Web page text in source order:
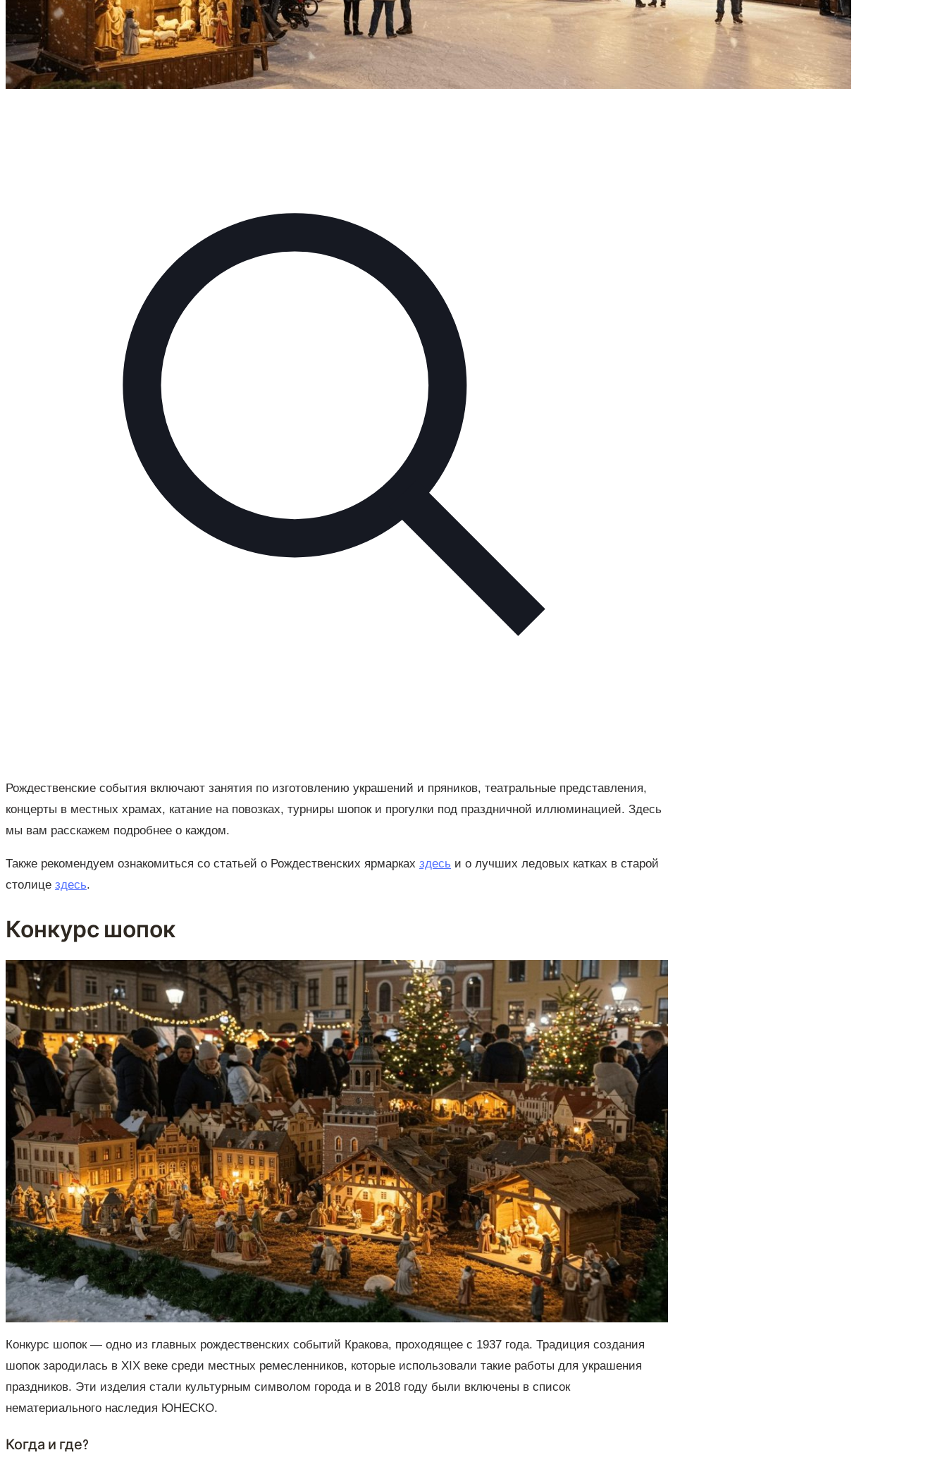
Рождественские события включают занятия по изготовлению украшений и пряников, театральные представления,
концерты в местных храмах, катание на повозках, турниры шопок и прогулки под праздничной иллюминацией. Здесь
мы вам расскажем подробнее о каждом.
Также рекомендуем ознакомиться со статьей о Рождественских ярмарках здесь и о лучших ледовых катках в старой
столице здесь.
Конкурс шопок
Конкурс шопок — одно из главных рождественских событий Кракова, проходящее с 1937 года. Традиция создания
шопок зародилась в XIX веке среди местных ремесленников, которые использовали такие работы для украшения
праздников. Эти изделия стали культурным символом города и в 2018 году были включены в список
нематериального наследия ЮНЕСКО.
Когда и где?